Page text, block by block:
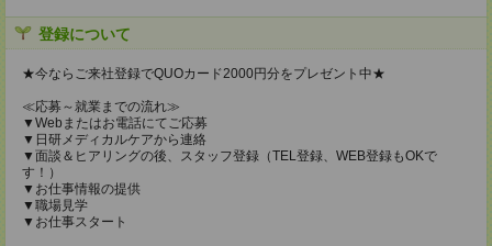
登録について
★今ならご来社登録でQUOカード2000円分をプレゼント中★
≪応募～就業までの流れ≫
▼Webまたはお電話にてご応募
▼日研メディカルケアから連絡
▼面談＆ヒアリングの後、スタッフ登録（TEL登録、WEB登録もOKで
す！）
▼お仕事情報の提供
▼職場見学
▼お仕事スタート